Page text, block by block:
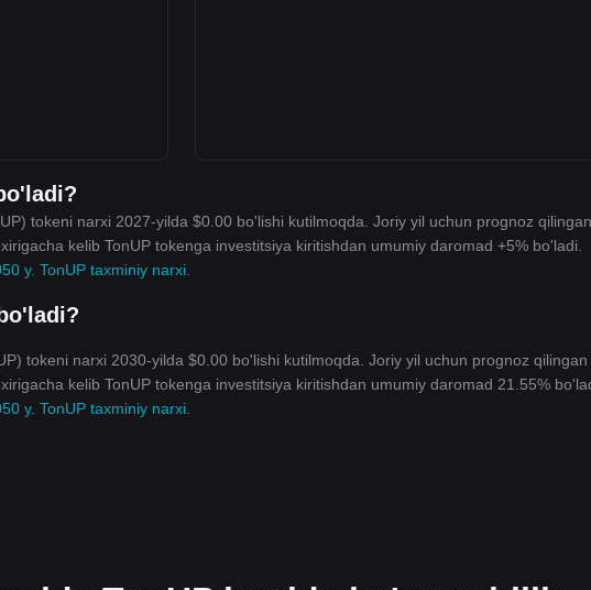
tokeni narxi 2027-yilda $0.00 bo'lishi kutilmoqda. Joriy yil uchun prognoz qilingan
kelib TonUP tokenga investitsiya kiritishdan umumiy daromad +5% bo'ladi.
y. TonUP taxminiy narxi
tokeni narxi 2030-yilda $0.00 bo'lishi kutilmoqda. Joriy yil uchun prognoz qilingan
kelib TonUP tokenga investitsiya kiritishdan umumiy daromad 21.55%
y. TonUP taxminiy narxi